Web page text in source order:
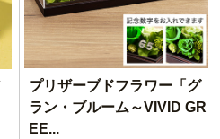
プリザーブドフラワー「グ
ラン・ブルーム～VIVID GR
EE...